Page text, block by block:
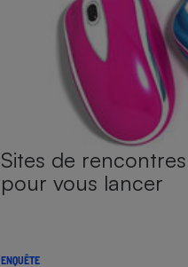
Sites de
pour vous lancer
ENQUÊTE